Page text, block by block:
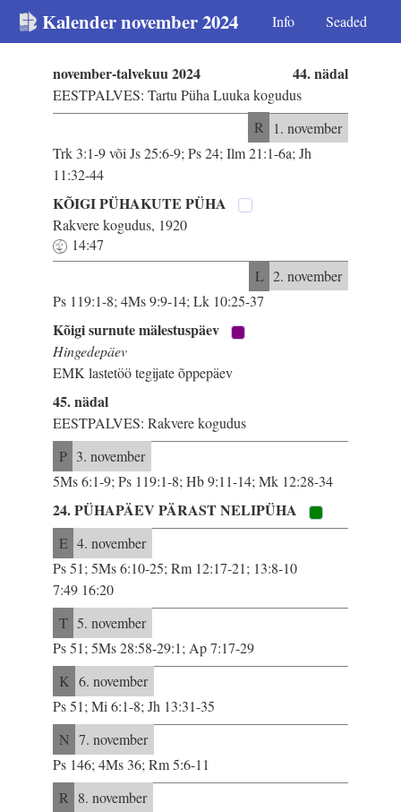
Kalender november 2024 Info Seaded
44. nädal
november-talvekuu 2024
EESTPALVES: Tartu Püha Luuka kogudus
R
1. november
Trk 3:1-9 või Js 25:6-9; Ps 24; Ilm 21:1-6a; Jh
11:32-44
KÕIGI PÜHAKUTE PÜHA
Rakvere kogudus, 1920
14:47
L 2. november
Ps 119:1-8; 4Ms 9:9-14; Lk 10:25-37
Kõigi surnute mälestuspäev
Hingedepäev
EMK lastetöö tegijate õppepäev
45. nädal
EESTPALVES: Rakvere kogudus
P 3. november
5Ms 6:1-9; Ps 119:1-8; Hb 9:11-14; Mk 12:28-34
24. PÜHAPÄEV PÄRAST NELIPÜHA
E 4. november
Ps 51; 5Ms 6:10-25; Rm 12:17-21; 13:8-10
7:49 16:20
T 5. november
Ps 51; 5Ms 28:58-29:1; Ap 7:17-29
K 6. november
Ps 51; Mi 6:1-8; Jh 13:31-35
N 7. november
Ps 146; 4Ms 36; Rm 5:6-11
R 8. november